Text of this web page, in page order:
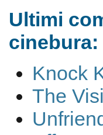
Ultimi
cinebura:
Knock
The